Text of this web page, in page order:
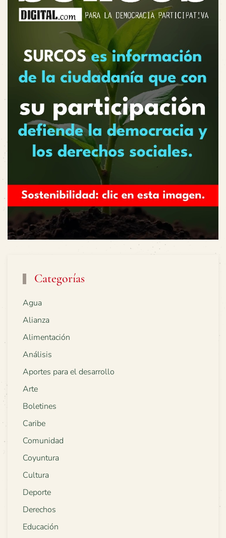
Categorías
Agua
Alianza
Alimentación
Análisis
Aportes para el desarrollo
Arte
Boletines
Caribe
Comunidad
Coyuntura
Cultura
Deporte
Derechos
Educación